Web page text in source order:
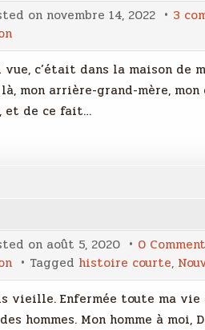
on novembre 14, 2022 3
c’était dans la maison de
mon arrière-grand-mère, mon
et de ce fait…
on août 5, 2020 0
Tagged histoire courte,
vieille. Enfermée toute ma
hommes. Mon homme à moi,